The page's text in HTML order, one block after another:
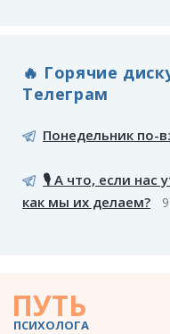
🔥 Горячие
Телеграм
Понедельник по-
🎙️ А что, если нас
как мы их делаем?
ПУТЬ
ПСИХОЛОГА